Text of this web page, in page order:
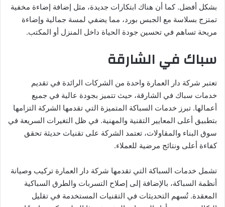
بشكل أفضل. كما أن هناك ابتكارات جديدة، مثل إضافة إضاءة مخفية
تمتزج بسلاسة مع الجبس بورد، مما يضفي لمسة جمالية وإضاءة
مريحة تساهم في تحسين جودة الحياة داخل المنزل أو المكتب.
سباك في الشارقة
تعتبر شركة دار العمارة واحدة من الشركات الرائدة في تقديم
خدمات سباك في الشارقة، حيث تتميز بجودة عالية في جميع
أعمالها. تبرز خدمات السباكة المتميزة التي تقدمها الشركة التزامها
بتطبيق أعلى المعايير التقنية والمهنية. في ظل التغيرات السريعة في
سوق البناء والمقاولات، تعتمد الشركة على تقنيات حديثة تحقق
كفاءة أعلى ونتائج مرضية للعملاء.
تشمل خدمات السباكة التي تقدمها شركة دار العمارة تركيب وصيانة
أنظمة السباكة، بالإضافة إلى إصلاح التسربات والطرق السباكية
المعقدة. تُسهم التحديثات في التقنيات المستخدمة في تقليل